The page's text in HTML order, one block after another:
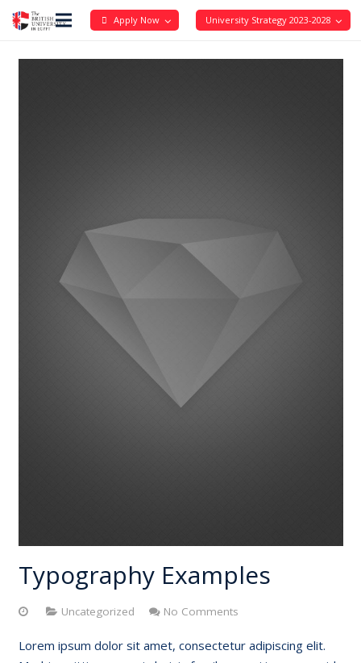
Apply Now University Strategy 2023-2028
Typography Examples
Uncategorized No Comments
Lorem ipsum dolor sit amet, consectetur adipiscing elit.